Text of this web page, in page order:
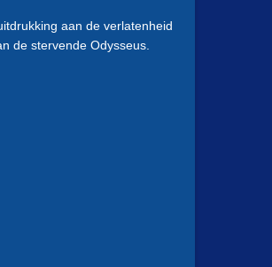
aan de verlatenheid
de stervende Odysseus.